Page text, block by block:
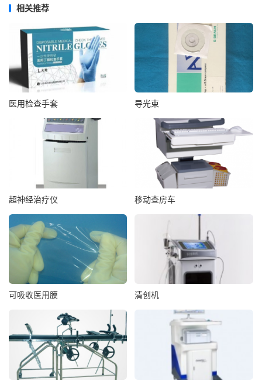
相关推荐
医用检查手套 导光束
超神经治疗仪 移动查房车
可吸收医用膜 清创机